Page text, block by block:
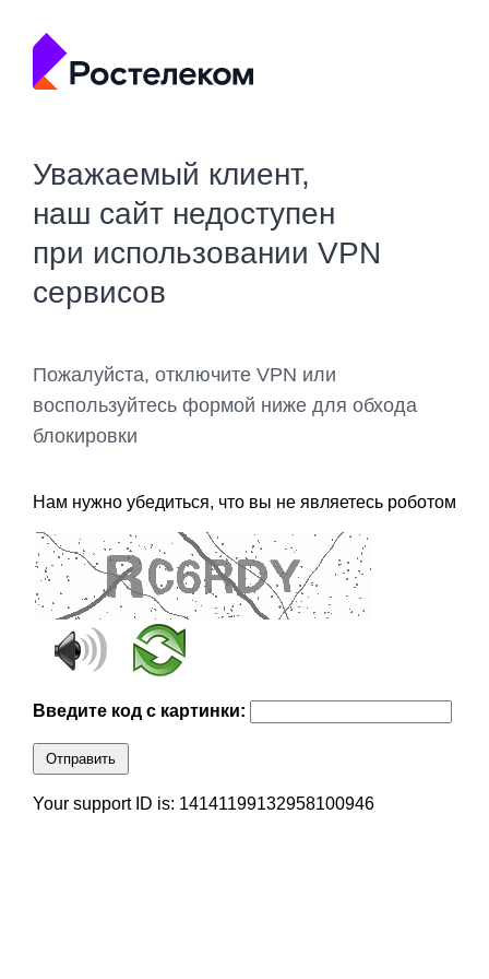
Уважаемый клиент,
наш сайт недоступен
при использовании VPN
сервисов
Пожалуйста, отключите VPN или
воспользуйтесь формой ниже для обхода
блокировки
Нам нужно убедиться, что вы не являетесь роботом
Введите код с картинки:
Отправить
Your support ID is: 14141199132958100946